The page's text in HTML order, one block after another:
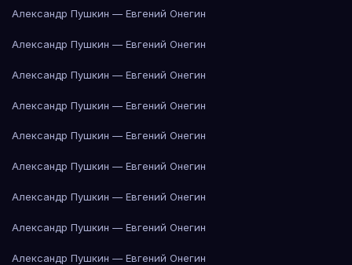
Александр Пушкин — Евгений Онегин
Александр Пушкин — Евгений Онегин
Александр Пушкин — Евгений Онегин
Александр Пушкин — Евгений Онегин
Александр Пушкин — Евгений Онегин
Александр Пушкин — Евгений Онегин
Александр Пушкин — Евгений Онегин
Александр Пушкин — Евгений Онегин
Александр Пушкин — Евгений Онегин